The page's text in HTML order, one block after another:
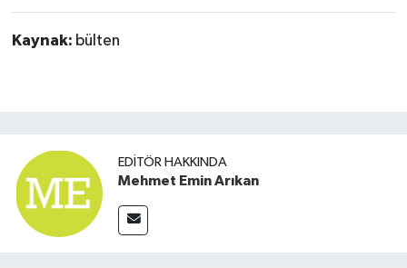
Kaynak: bülten
EDITÖR HAKKINDA
Mehmet Emin Arıkan